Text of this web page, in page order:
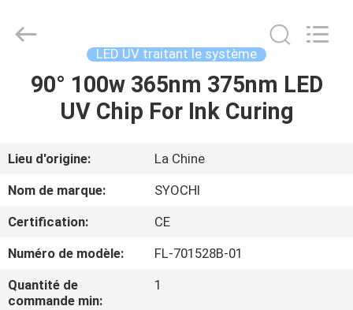
MAISON
AU
SUJET
NOUS
Syochi
Electronics
Reserved.
LED UV traitant le système
90° 100w 365nm 375nm LED
UV Chip For Ink Curing
Lieu d'origine:
La Chine
Nom de marque:
SYOCHI
Certification:
CE
Numéro de modèle:
FL-701528B-01
Quantité de
commande min:
1